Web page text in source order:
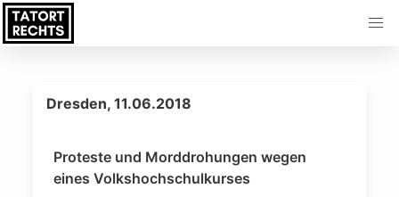
Dresden, 11.06.2018
Proteste und Morddrohungen wegen
eines Volkshochschulkurses